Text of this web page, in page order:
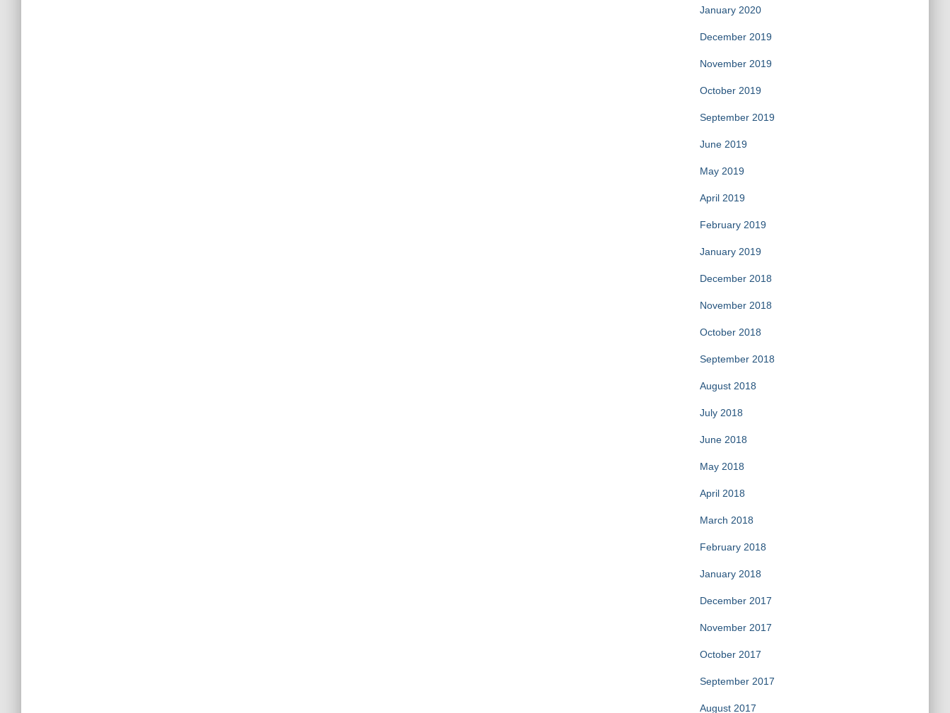
January 2020
December 2019
November 2019
October 2019
September 2019
June 2019
May 2019
April 2019
February 2019
January 2019
December 2018
November 2018
October 2018
September 2018
August 2018
July 2018
June 2018
May 2018
April 2018
March 2018
February 2018
January 2018
December 2017
November 2017
October 2017
September 2017
August 2017